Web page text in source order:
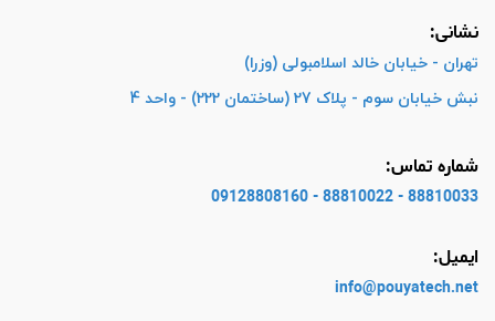
نشانی:
تهران - خیابان خالد اسلامبولی (وزرا)
نبش خیابان سوم - پلاک 27 (ساختمان 222) - واحد 4
شماره تماس:
88810033 - 88810022 - 09128808160
ایمیل:
info@pouyatech.net